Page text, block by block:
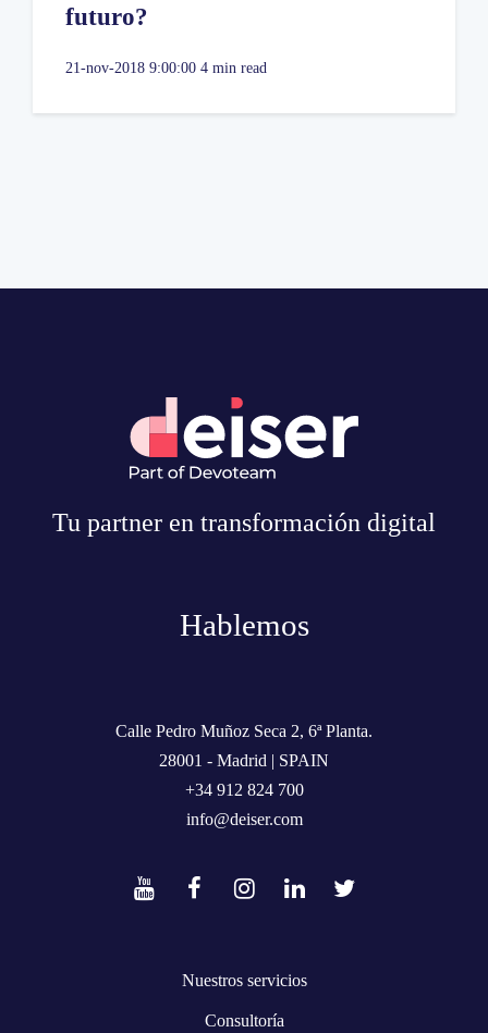
futuro?
21-nov-2018 9:00:00 4 min read
Tu partner en transformación digital
Hablemos
Calle Pedro Muñoz Seca 2, 6ª Planta.
28001 - Madrid | SPAIN
+34 912 824 700
info@deiser.com
Nuestros servicios
Consultoría